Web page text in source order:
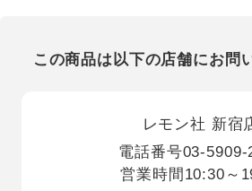
この商品は以下の店舗にお問
レモン社 新宿
電話番号03-5909-
営業時間 10:30～